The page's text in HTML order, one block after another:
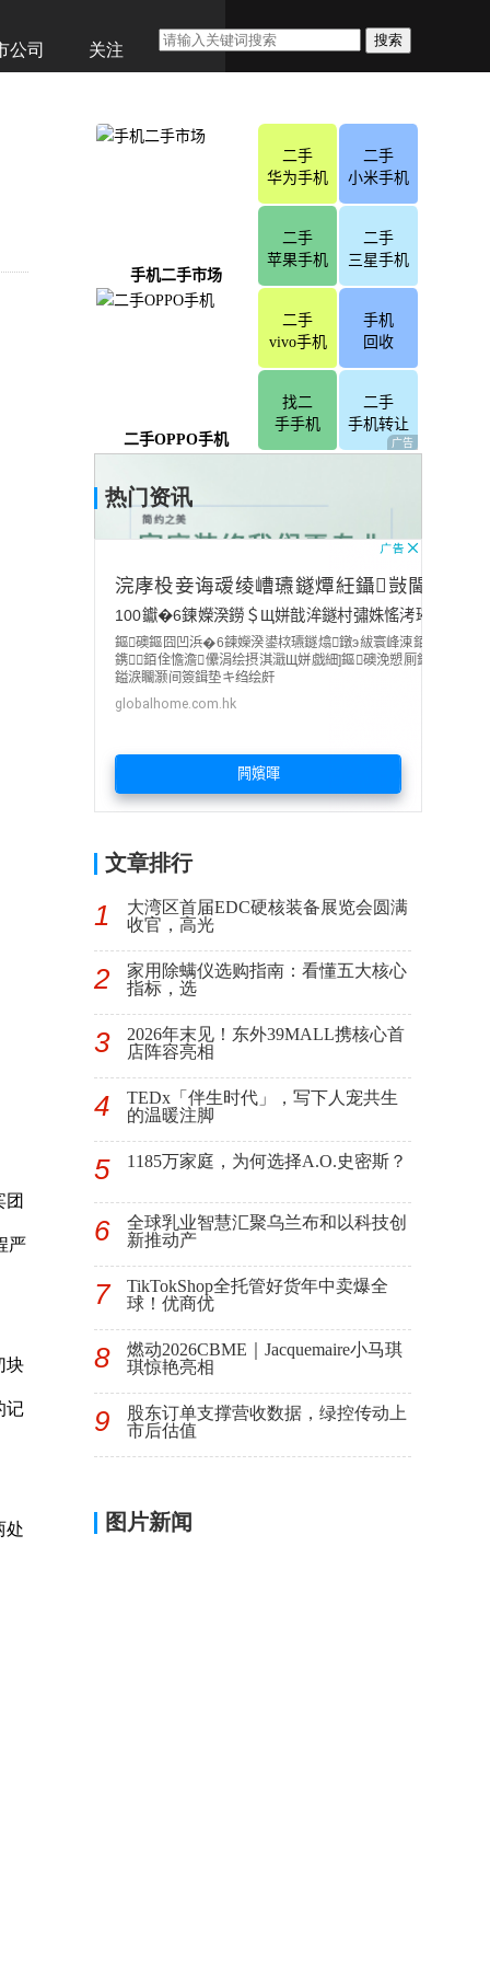
公司 关注
搜索
团
严
块
记
处
热门资讯
文章排行
1
大湾区首届EDC硬核装备展览会圆满
收官，高光
2
家用除螨仪选购指南：看懂五大核心
指标，选
3
2026年末见！东外39MALL携核心首
店阵容亮相
4
TEDx「伴生时代」，写下人宠共生
的温暖注脚
5 1185万家庭，为何选择A.O.史密斯？
6
全球乳业智慧汇聚乌兰布和以科技创
新推动产
7
TikTokShop全托管好货年中卖爆全
球！优商优
8
燃动2026CBME｜Jacquemaire小马琪
琪惊艳亮相
9
股东订单支撑营收数据，绿控传动上
市后估值
图片新闻